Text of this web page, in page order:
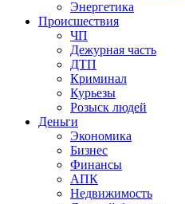
Энергетика
Происшествия
ЧП
Дежурная часть
ДТП
Криминал
Курьезы
Розыск людей
Деньги
Экономика
Бизнес
Финансы
АПК
Недвижимость